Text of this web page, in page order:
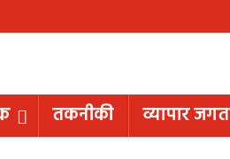
तकनीकी व्यापार जगत